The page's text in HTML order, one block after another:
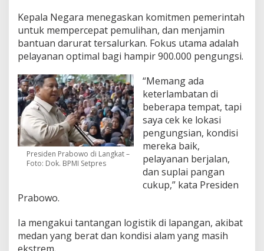
Kepala Negara menegaskan komitmen pemerintah
untuk mempercepat pemulihan, dan menjamin
bantuan darurat tersalurkan. Fokus utama adalah
pelayanan optimal bagi hampir 900.000 pengungsi.
Presiden Prabowo di Langkat –
Foto: Dok. BPMI Setpres
“Memang ada
keterlambatan di
beberapa tempat, tapi
saya cek ke lokasi
pengungsian, kondisi
mereka baik,
pelayanan berjalan,
dan suplai pangan
cukup,” kata Presiden
Prabowo.
Ia mengakui tantangan logistik di lapangan, akibat
medan yang berat dan kondisi alam yang masih